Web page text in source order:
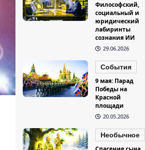
Философский,
социальный и
юридический
лабиринты
сознания ИИ
29.06.2026
События
9 мая: Парад
Победы на
Красной
площади
20.05.2026
Необычное